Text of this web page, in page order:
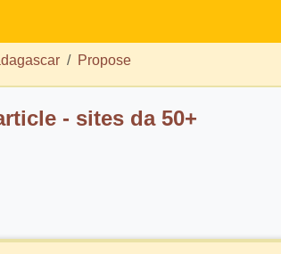
Propose
- sites da 50+